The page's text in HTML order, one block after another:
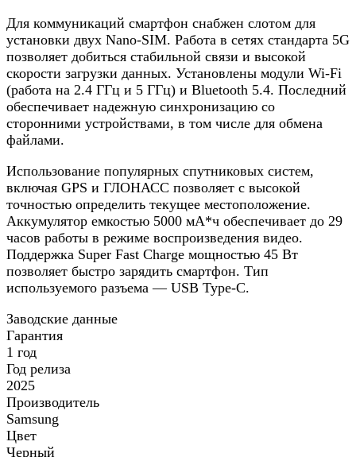
Для коммуникаций смартфон снабжен слотом для
установки двух Nano-SIM. Работа в сетях стандарта 5G
позволяет добиться стабильной связи и высокой
скорости загрузки данных. Установлены модули Wi-Fi
(работа на 2.4 ГГц и 5 ГГц) и Bluetooth 5.4. Последний
обеспечивает надежную синхронизацию со
сторонними устройствами, в том числе для обмена
файлами.
Использование популярных спутниковых систем,
включая GPS и ГЛОНАСС позволяет с высокой
точностью определить текущее местоположение.
Аккумулятор емкостью 5000 мА*ч обеспечивает до 29
часов работы в режиме воспроизведения видео.
Поддержка Super Fast Charge мощностью 45 Вт
позволяет быстро зарядить смартфон. Тип
используемого разъема — USB Type-C.
Заводские данные
Гарантия
1 год
Год релиза
2025
Производитель
Samsung
Цвет
Черный